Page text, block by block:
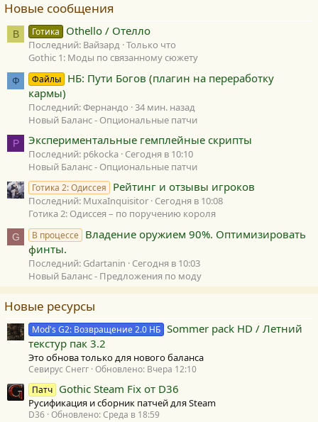
Новые сообщения
В Готика Othello / Отелло
Последний: Вайзард Только что
Gothic 1: Моды по связанному сюжету
Ф Файлы НБ: Пути Богов (плагин на переработку
кармы)
Последний: Фернандо 34 мин. назад
Новый Баланс - Опциональные патчи
P Экспериментальные гемплейные скрипты
Последний: p6kocka Сегодня в 10:10
Новый Баланс - Опциональные патчи
Готика 2: Одиссея Рейтинг и отзывы игроков
Последний: MuxaInquisitor Сегодня в 10:08
Готика 2: Одиссея – по поручению короля
G В процессе Владение оружием 90%. Оптимизировать
финты.
Последний: Gdartanin
Сегодня в 10:03
Новый Баланс - Предложения по моду
Новые ресурсы
Mod's G2: Возвращение 2.0 НБ Sommer pack HD / Летний
текстур пак 3.2
Это обнова только для нового баланса
Севирус Снегг Обновлено: Вчера 12:10
Патч Gothic Steam Fix от D36
Русификация и сборник патчей для Steam
D36 Обновлено:Среда в 18:59